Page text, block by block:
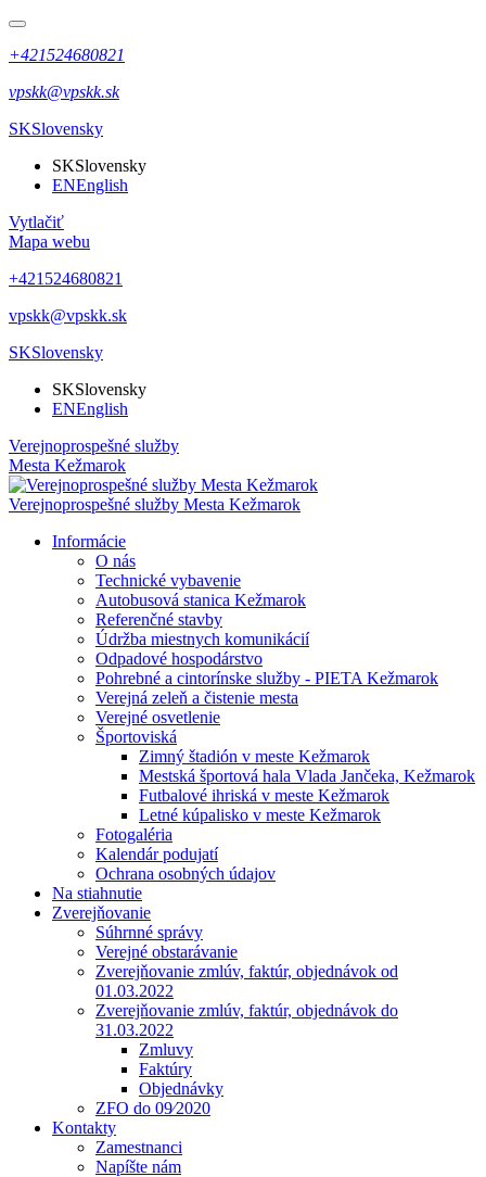
+421524680821
vpskk@vpskk.sk
SKSlovensky
SKSlovensky
ENEnglish
Vytlačiť
Mapa webu
+421524680821
vpskk@vpskk.sk
SKSlovensky
SKSlovensky
ENEnglish
Verejnoprospešné služby
Mesta Kežmarok
Verejnoprospešné služby Mesta Kežmarok
Informácie
O nás
Technické vybavenie
Autobusová stanica Kežmarok
Referenčné stavby
Údržba miestnych komunikácií
Odpadové hospodárstvo
Pohrebné a cintorínske služby - PIETA Kežmarok
Verejná zeleň a čistenie mesta
Verejné osvetlenie
Športoviská
Zimný štadión v meste Kežmarok
Mestská športová hala Vlada Jančeka, Kežmarok
Futbalové ihriská v meste Kežmarok
Letné kúpalisko v meste Kežmarok
Fotogaléria
Kalendár podujatí
Ochrana osobných údajov
Na stiahnutie
Zverejňovanie
Súhrnné správy
Verejné obstarávanie
Zverejňovanie zmlúv, faktúr, objednávok od
01.03.2022
Zverejňovanie zmlúv, faktúr, objednávok do
31.03.2022
Zmluvy
Faktúry
Objednávky
ZFO do 09⁄2020
Kontakty
Zamestnanci
Napíšte nám